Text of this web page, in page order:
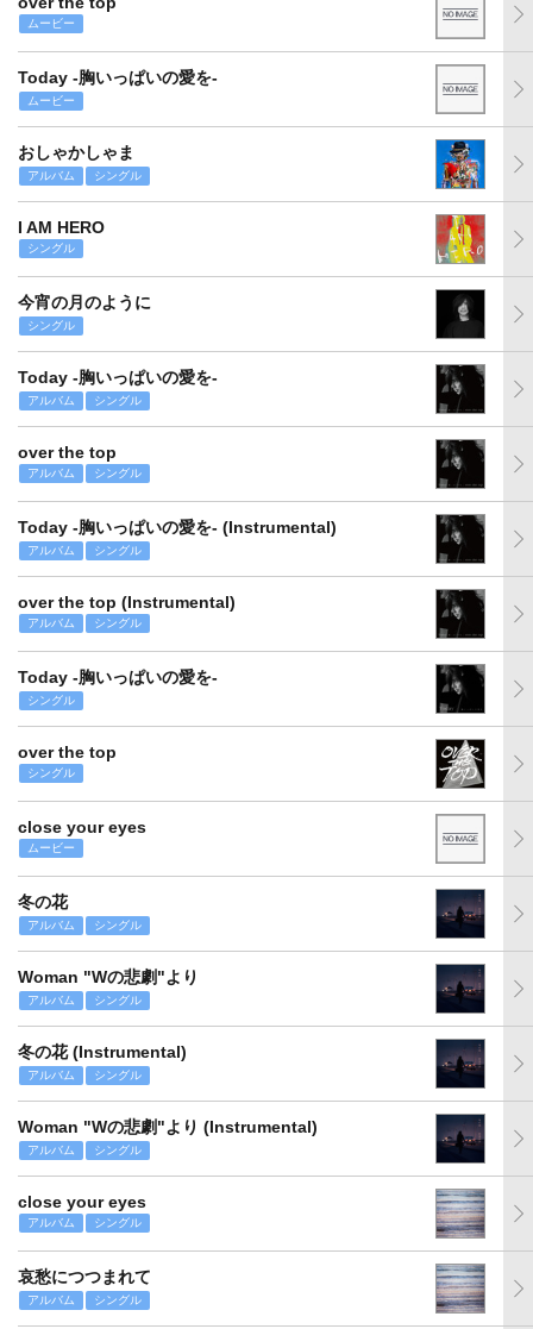
ムービー
Today -胸いっぱいの愛を-
ムービー
おしゃかしゃま
アルバム シングル
I AM HERO
シングル
今宵の月のように
シングル
Today -胸いっぱいの愛を-
アルバム シングル
over the top
アルバム シングル
Today -胸いっぱいの愛を- (Instrumental)
アルバム シングル
over the top (Instrumental)
アルバム シングル
Today -胸いっぱいの愛を-
シングル
over the top
シングル
close your eyes
ムービー
冬の花
アルバム シングル
Woman "Wの悲劇"より
アルバム シングル
冬の花 (Instrumental)
アルバム シングル
Woman "Wの悲劇"より (Instrumental)
アルバム シングル
close your eyes
アルバム シングル
哀愁につつまれて
アルバム シングル